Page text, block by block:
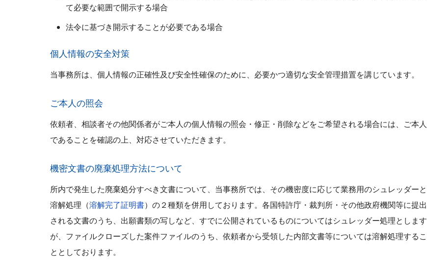
て必要な範囲で開示する場合
法令に基づき開示することが必要である場合
個人情報の安全対策
当事務所は、個人情報の正確性及び安全性確保のために、必要かつ適切な安全管理措置を講じています。
ご本人の照会
依頼者、相談者その他関係者がご本人の個人情報の照会・修正・削除などをご希望される場合には、ご本人
であることを確認の上、対応させていただきます。
機密文書の廃棄処理方法について
所内で発生した廃棄処分すべき文書について、当事務所では、その機密度に応じて業務用のシュレッダーと
溶解処理（溶解完了証明書）の２種類を併用しております。各国特許庁・裁判所・その他政府機関等に提出
される文書のうち、出願書類の写しなど、すでに公開されているものについてはシュレッダー処理とします
が、ファイルクローズした案件ファイルのうち、依頼者から受領した内部文書等については溶解処理するこ
ととしております。